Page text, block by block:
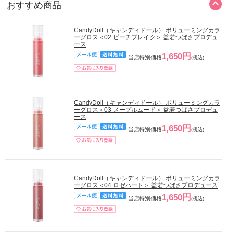
おすすめ商品
CandyDoll（キャンディドール） ボリューミングカラ
ーグロス＜02 ピーチブレイク＞ 益若つばさプロデュ
ース
当店特別価格1,650円 (税込)
CandyDoll（キャンディドール） ボリューミングカラ
ーグロス＜03 メープルムード＞ 益若つばさプロデュ
ース
当店特別価格1,650円 (税込)
CandyDoll（キャンディドール） ボリューミングカラ
ーグロス＜04 ロゼハート＞ 益若つばさプロデュース
当店特別価格1,650円 (税込)